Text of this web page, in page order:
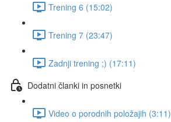
Trening 6 (15:02)
Trening 7 (23:47)
Zadnji trening ;) (17:11)
Dodatni članki in posnetki
Video o porodnih položajih (3:11)